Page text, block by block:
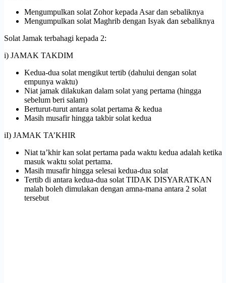
Mengumpulkan solat Zohor kepada Asar dan sebaliknya
Mengumpulkan solat Maghrib dengan Isyak dan sebaliknya
Solat Jamak terbahagi kepada 2:
i) JAMAK TAKDIM
Kedua-dua solat mengikut tertib (dahului dengan solat
empunya waktu)
Niat jamak dilakukan dalam solat yang pertama (hingga
sebelum beri salam)
Berturut-turut antara solat pertama & kedua
Masih musafir hingga takbir solat kedua
iI) JAMAK TA’KHIR
Niat ta’khir kan solat pertama pada waktu kedua adalah ketika
masuk waktu solat pertama.
Masih musafir hingga selesai kedua-dua solat
Tertib di antara kedua-dua solat TIDAK DISYARATKAN
malah boleh dimulakan dengan amna-mana antara 2 solat
tersebut